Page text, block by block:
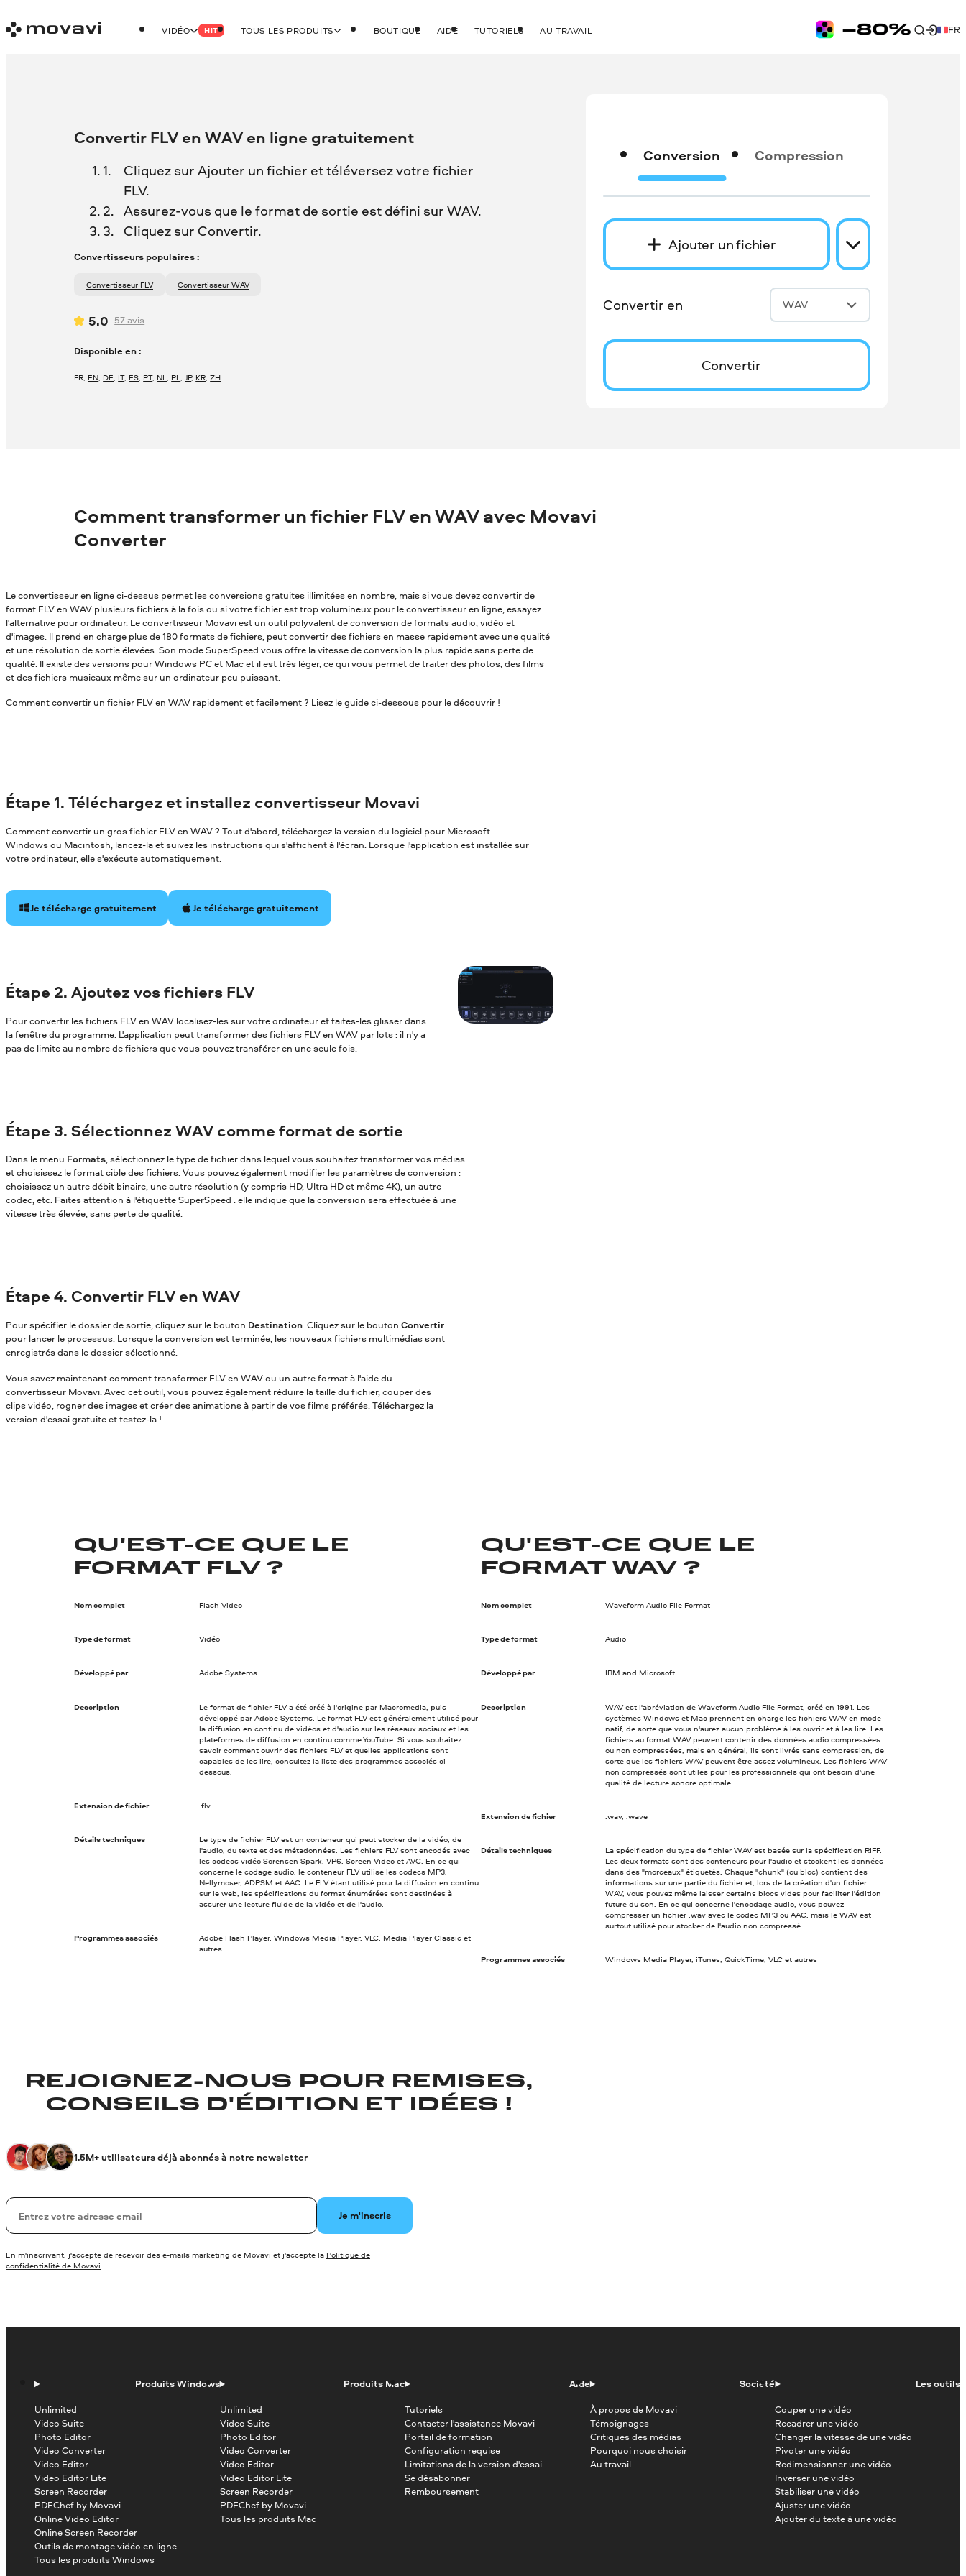
VIDÉO HIT TOUS LES PRODUITS BOUTIQUE AIDE TUTORIELS AU TRAVAIL FR
Convertir FLV en WAV en ligne gratuitement
Cliquez sur Ajouter un fichier et téléversez votre fichier
FLV.
Assurez-vous que le format de sortie est défini sur WAV.
Cliquez sur Convertir.
Convertisseurs populaires :
Convertisseur FLV Convertisseur WAV
5.0 57 avis
Disponible en :
FR, EN, DE, IT, ES, PT, NL, PL,JP, KR,ZH
Conversion Compression
Ajouter un fichier
Convertir en WAV
Convertir
Comment transformer un fichier FLV en WAV avec Movavi
Converter
Le convertisseur en ligne ci-dessus permet les conversions gratuites illimitées en nombre, mais si vous devez convertir de
format FLV en WAV plusieurs fichiers à la fois ou si votre fichier est trop volumineux pour le convertisseur en ligne, essayez
l'alternative pour ordinateur. Le convertisseur Movavi est un outil polyvalent de conversion de formats audio, vidéo et
d'images. Il prend en charge plus de 180 formats de fichiers, peut convertir des fichiers en masse rapidement avec une qualité
et une résolution de sortie élevées. Son mode SuperSpeed vous offre la vitesse de conversion la plus rapide sans perte de
qualité. Il existe des versions pour Windows PC et Mac et il est très léger, ce qui vous permet de traiter des photos, des films
et des fichiers musicaux même sur un ordinateur peu puissant.
Comment convertir un fichier FLV en WAV rapidement et facilement ? Lisez le guide ci-dessous pour le découvrir !
Étape 1. Téléchargez et installez convertisseur Movavi
Comment convertir un gros fichier FLV en WAV ? Tout d'abord, téléchargez la version du logiciel pour Microsoft
Windows ou Macintosh, lancez-la et suivez les instructions qui s'affichent à l'écran. Lorsque l'application est installée sur
votre ordinateur, elle s'exécute automatiquement.
Je télécharge gratuitement Je télécharge gratuitement
Étape 2. Ajoutez vos fichiers FLV
Pour convertir les fichiers FLV en WAV localisez-les sur votre ordinateur et faites-les glisser dans
la fenêtre du programme. L'application peut transformer des fichiers FLV en WAV par lots : il n'y a
pas de limite au nombre de fichiers que vous pouvez transférer en une seule fois.
Étape 3. Sélectionnez WAV comme format de sortie
Dans le menu Formats, sélectionnez le type de fichier dans lequel vous souhaitez transformer vos médias
et choisissez le format cible des fichiers. Vous pouvez également modifier les paramètres de conversion :
choisissez un autre débit binaire, une autre résolution (y compris HD, Ultra HD et même 4K), un autre
codec, etc. Faites attention à l'étiquette SuperSpeed : elle indique que la conversion sera effectuée à une
vitesse très élevée, sans perte de qualité.
Étape 4. Convertir FLV en WAV
Pour spécifier le dossier de sortie, cliquez sur le bouton Destination. Cliquez sur le bouton Convertir
pour lancer le processus. Lorsque la conversion est terminée, les nouveaux fichiers multimédias sont
enregistrés dans le dossier sélectionné.
Vous savez maintenant comment transformer FLV en WAVou un autre format à l'aide du
convertisseur Movavi. Avec cet outil, vous pouvez également réduire la taille du fichier, couper des
clips vidéo, rogner des images et créer des animations à partir de vos films préférés. Téléchargez la
version d'essai gratuite et testez-la !
QU'EST-CE QUE LE
FORMAT FLV ?
Nom complet Flash Video
Type de format Vidéo
Développé par Adobe Systems
Description
Le format de fichier FLV a été créé à l'origine par Macromedia, puis
développé par Adobe Systems. Le format FLV est généralement utilisé pour
la diffusion en continu de vidéos et d'audio sur les réseaux sociaux et les
plateformes de diffusion en continu comme YouTube. Si vous souhaitez
savoir comment ouvrir des fichiers FLV et quelles applications sont
capables de les lire, consultez la liste des programmes associés ci-
dessous.
Extension de fichier .flv
Détails techniques
Le type de fichier FLV est un conteneur qui peut stocker de la vidéo, de
l'audio, du texte et des métadonnées. Les fichiers FLV sont encodés avec
les codecs vidéo Sorensen Spark, VP6, Screen Video et AVC. En ce qui
concerne le codage audio, le conteneur FLV utilise les codecs MP3,
Nellymoser, ADPSM et AAC. Le FLV étant utilisé pour la diffusion en continu
sur le web, les spécifications du format énumérées sont destinées à
assurer une lecture fluide de la vidéo et de l'audio.
Programmes associés
Adobe Flash Player, Windows Media Player, VLC, Media Player Classic et
autres.
QU'EST-CE QUE LE
FORMAT WAV ?
Nom complet Waveform Audio File Format
Type de format Audio
Développé par IBM and Microsoft
Description
WAV est l'abréviation de Waveform Audio File Format, créé en 1991. Les
systèmes Windows et Mac prennent en charge les fichiers WAV en mode
natif, de sorte que vous n'aurez aucun problème à les ouvrir et à les lire. Les
fichiers au format WAV peuvent contenir des données audio compressées
ou non compressées, mais en général, ils sont livrés sans compression, de
sorte que les fichiers WAV peuvent être assez volumineux. Les fichiers WAV
non compressés sont utiles pour les professionnels qui ont besoin d'une
qualité de lecture sonore optimale.
Extension de fichier .wav, .wave
Détails techniques
La spécification du type de fichier WAV est basée sur la spécification RIFF.
Les deux formats sont des conteneurs pour l'audio et stockent les données
dans des "morceaux" étiquetés. Chaque "chunk" (ou bloc) contient des
informations sur une partie du fichier et, lors de la création d'un fichier
WAV, vous pouvez même laisser certains blocs vides pour faciliter l'édition
future du son. En ce qui concerne l'encodage audio, vous pouvez
compresser un fichier .wav avec le codec MP3 ou AAC, mais le WAV est
surtout utilisé pour stocker de l'audio non compressé.
Programmes associés Windows Media Player, iTunes, QuickTime, VLC et autres
REJOIGNEZ-NOUS POUR REMISES,
CONSEILS D'ÉDITION ET IDÉES !
1.5M+ utilisateurs déjà abonnés à notre newsletter
Votre adresse de messagerie Je m'inscris
En m'inscrivant, j'accepte de recevoir des e-mails marketing de Movavi et j'accepte la Politique de
confidentialité de Movavi.
Produits Windows
Unlimited
Video Suite
Photo Editor
Video Converter
Video Editor
Video Editor Lite
Screen Recorder
PDFChef by Movavi
Online Video Editor
Online Screen Recorder
Outils de montage vidéo en ligne
Tous les produits Windows
Produits Mac
Unlimited
Video Suite
Photo Editor
Video Converter
Video Editor
Video Editor Lite
Screen Recorder
PDFChef by Movavi
Tous les produits Mac
Aide
Tutoriels
Contacter l'assistance Movavi
Portail de formation
Configuration requise
Limitations de la version d'essai
Se désabonner
Remboursement
Société
À propos de Movavi
Témoignages
Critiques des médias
Pourquoi nous choisir
Au travail
Les outils
Couper une vidéo
Recadrer une vidéo
Changer la vitesse de une vidéo
Pivoter une vidéo
Redimensionner une vidéo
Inverser une vidéo
Stabiliser une vidéo
Ajuster une vidéo
Ajouter du texte à une vidéo